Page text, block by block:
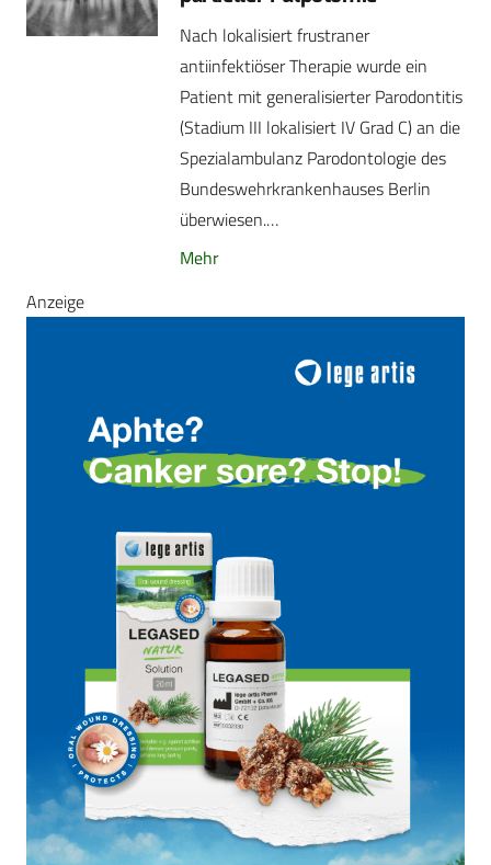
Nach lokalisiert frustraner
antiinfektiöser Therapie wurde ein
Patient mit generalisierter Parodontitis
(Stadium III lokalisiert IV Grad C) an die
Spezialambulanz Parodontologie des
Bundeswehrkrankenhauses Berlin
überwiesen.…
Mehr
Anzeige